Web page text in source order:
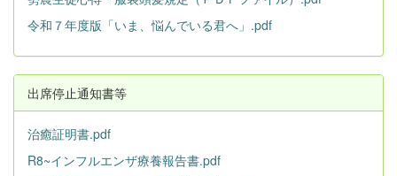
令和７年度版「いま、悩んでいる君へ」.pdf
出席停止通知書等
治癒証明書.pdf
R8~インフルエンザ療養報告書.pdf